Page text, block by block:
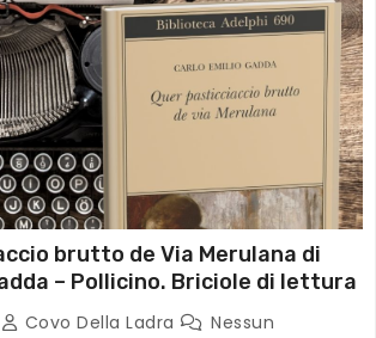
brutto de Via Merulana di
– Pollicino. Briciole di lettura
Covo Della Ladra
Nessun